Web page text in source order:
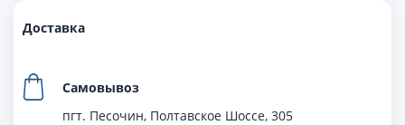
Доставка
Самовывоз
пгт. Песочин, Полтавское Шоссе, 305